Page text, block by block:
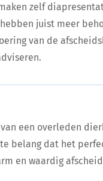
zelf
juist meer
van de
een overleden
belang dat het
en waardig